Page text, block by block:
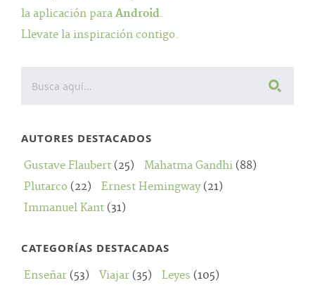
la aplicación para Android.
Llevate la inspiración contigo.
AUTORES DESTACADOS
Gustave Flaubert (25) Mahatma Gandhi (88)
Plutarco (22) Ernest Hemingway(21)
Immanuel Kant (31)
CATEGORÍAS DESTACADAS
Enseñar (53) Viajar (35) Leyes (105)